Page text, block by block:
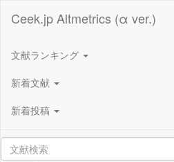
Ceek.jp Altmetrics (α ver.)
文献ランキング
新着文献
新着投稿